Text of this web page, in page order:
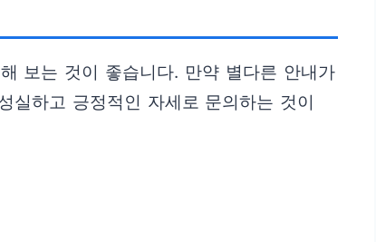
보는 것이 좋습니다. 만약 별다른 안내가
실하고 긍정적인 자세로 문의하는 것이